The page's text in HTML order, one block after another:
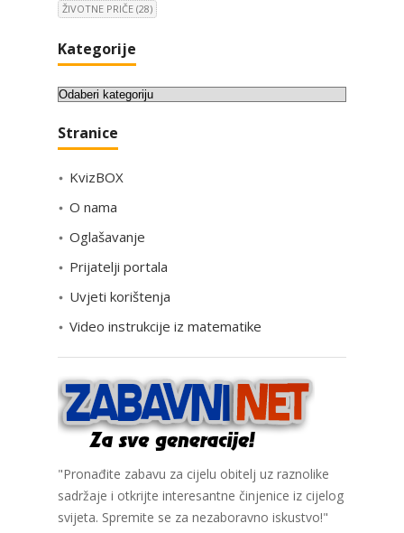
ŽIVOTNE PRIČE (28)
Kategorije
K
t
g
i
j
Stranice
KvizBOX
O nama
Oglašavanje
Prijatelji portala
Uvjeti korištenja
Video instrukcije iz matematike
"Pronađite zabavu za cijelu obitelj uz raznolike
sadržaje i otkrijte interesantne činjenice iz cijelog
svijeta. Spremite se za nezaboravno iskustvo!"